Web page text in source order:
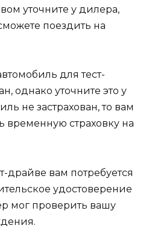
уточните у дилера,
поездить на
для тест-
однако уточните это у
не застрахован, то вам
временную страховку на
драйве вам потребуется
удостоверение
мог проверить вашу